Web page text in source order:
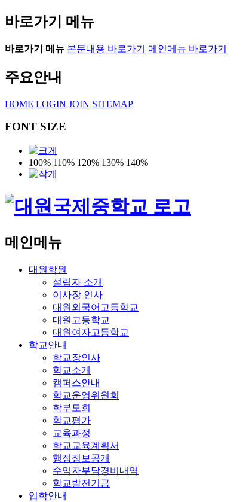
바로가기 메뉴
바로가기 메뉴 본문내용 바로가기 메인메뉴 바로가기
주요안내
HOME LOGIN JOIN SITEMAP
FONT SIZE
100% 110% 120% 130% 140%
메인메뉴
대원학원
설립자 소개
이사장 인사
대원외국어고등학교
대원고등학교
대원여자고등학교
학교안내
학교장인사
학교소개
캠퍼스안내
학교운영위원회
학부모회
학교평가
교육과정
학교교육계획서
행정정보공개
수익자부담경비내역
학교발전기금
입학안내